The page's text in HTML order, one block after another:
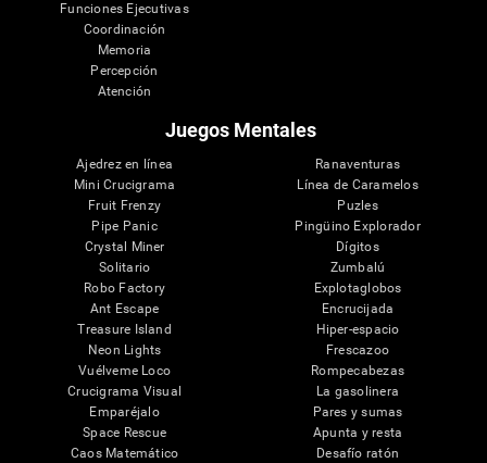
Funciones Ejecutivas
Coordinación
Memoria
Percepción
Atención
Juegos Mentales
Ajedrez en línea
Mini Crucigrama
Fruit Frenzy
Pipe Panic
Crystal Miner
Solitario
Robo Factory
Ant Escape
Treasure Island
Neon Lights
Vuélveme Loco
Crucigrama Visual
Emparéjalo
Space Rescue
Caos Matemático
Ranaventuras
Línea de Caramelos
Puzles
Pingüino Explorador
Dígitos
Zumbalú
Explotaglobos
Encrucijada
Hiper-espacio
Frescazoo
Rompecabezas
La gasolinera
Pares y sumas
Apunta y resta
Desafío ratón